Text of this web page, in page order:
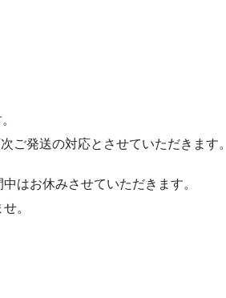
発送の対応とさせていただきます。
はお休みさせていただきます。
。